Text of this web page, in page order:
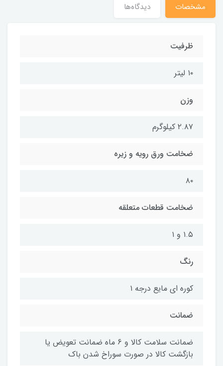
مشخصات دیدگاه‌ها
ظرفیت
۱۰ لیتر
وزن
۲.۸۷ کیلوگرم
ضخامت ورق رویه و زیره
۸۰
ضخامت قطعات متعلقه
۱.۵ و ۱
رنگ
کوره ای مایع درجه ۱
ضمانت
ضمانت سلامت کالا و 6 ماه ضمانت تعویض یا
بازگشت کالا در صورت سوراخ شدن باک